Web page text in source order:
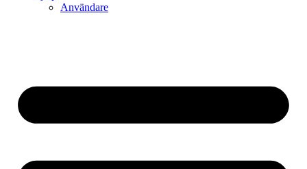
Användare